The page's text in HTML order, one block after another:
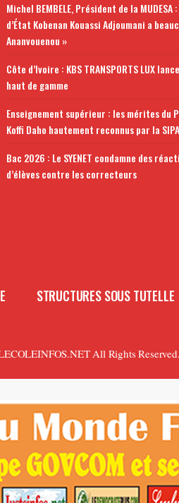
Michel BEMBELE, Président de la
d’État Kobenan Kouassi Adjoumani a
Ananvouenou »
Côte d’Ivoire : KBS TRANSPORTS LUX
haut de gamme
Enseignement supérieur : les mérites du
Koffi Daho hautement reconnus par la
Bac 2026 : Le SYENET condamne des
d’élèves contre les correcteurs
STRUCTURES SOUS TUTELLE
All Rights Reserved.